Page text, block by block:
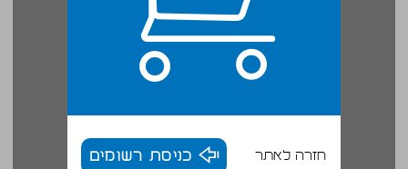
חזרה לאתר כניסת רשומים